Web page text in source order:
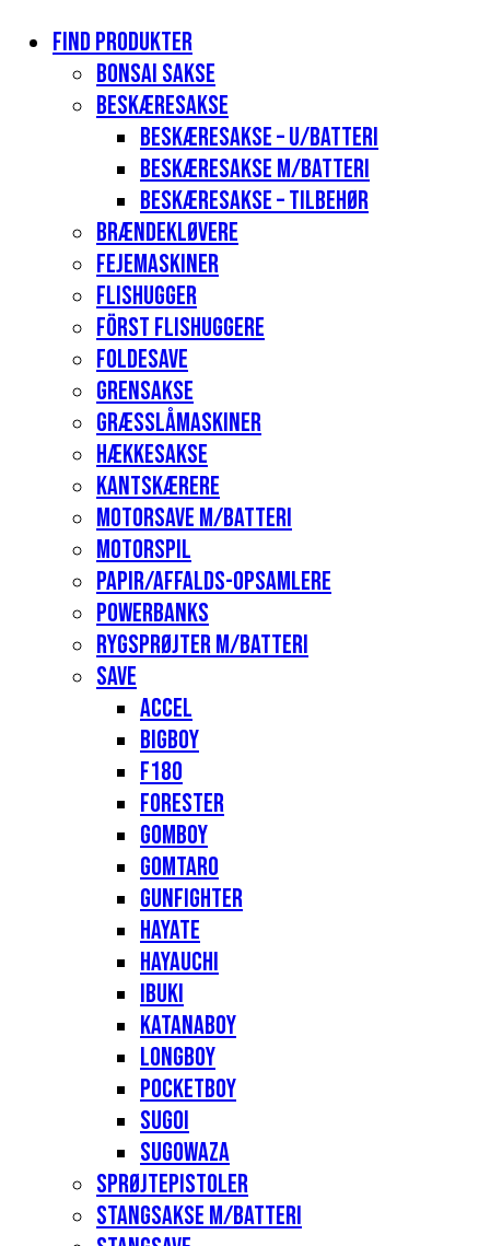
Find produkter
Bonsai sakse
Beskæresakse
Beskæresakse – u/batteri
Beskæresakse m/batteri
Beskæresakse – tilbehør
Brændekløvere
Fejemaskiner
Flishugger
Först flishuggere
Foldesave
Grensakse
Græsslåmaskiner
Hækkesakse
Kantskærere
Motorsave m/batteri
Motorspil
Papir/affalds-opsamlere
Powerbanks
Rygsprøjter m/batteri
Save
Accel
Bigboy
F180
Forester
Gomboy
Gomtaro
Gunfighter
Hayate
Hayauchi
Ibuki
Katanaboy
Longboy
Pocketboy
Sugoi
Sugowaza
Sprøjtepistoler
Stangsakse m/batteri